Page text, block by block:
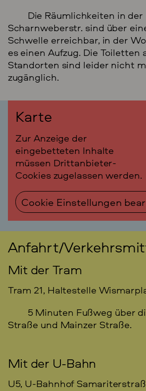
Die Räumlichkeiten in der
Scharnweberstr. sind über
Schwelle erreichbar, in der
es einen Aufzug. Die Toiletten
Standorten sind leider nicht
zugänglich.
Karte
Zur Anzeige der
eingebetteten Inhalte
müssen Drittanbieter-
Cookies zugelassen werden.
Cookie Einstellungen
Anfahrt/
Mit der Tram
Tram 21, Haltestelle
5 Minuten Fußweg über
Straße und Mainzer Straße.
Mit der U-Bahn
U5, U-Bahnhof